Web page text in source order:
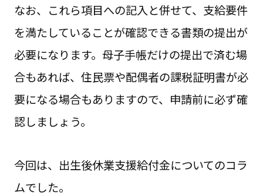
なお、これら項目への記入と併せて、支給要件
を満たしていることが確認できる書類の提出が
必要になります。母子手帳だけの提出で済む場
合もあれば、住民票や配偶者の課税証明書が必
要になる場合もありますので、申請前に必ず確
認しましょう。
今回は、出生後休業支援給付金についてのコラ
ムでした。